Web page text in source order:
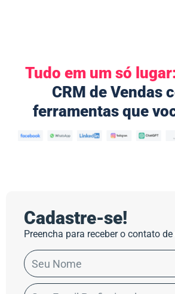
Tudo em um só
CRM de Vendas
ferramentas que
Cadastre-se!
Preencha para receber o contato